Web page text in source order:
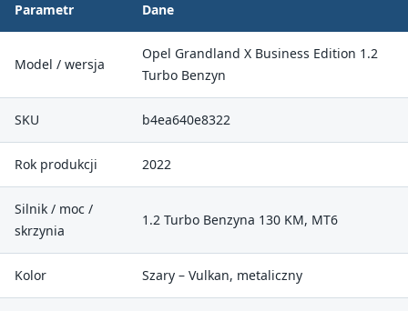
Parametr Dane
Model / wersja
Opel Grandland X Business Edition 1.2
Turbo Benzyn
SKU b4ea640e8322
Rok produkcji 2022
Silnik / moc /
skrzynia
1.2 Turbo Benzyna 130 KM, MT6
Kolor Szary – Vulkan, metaliczny